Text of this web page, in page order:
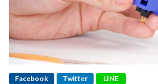
Facebook Twitter LINE